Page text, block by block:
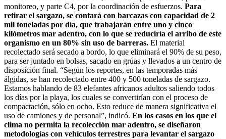
monitoreo, y parte C4, por la coordinación de esfuerzos. Para
retirar el sargazo, se contará con barcazas con capacidad de 2
mil toneladas por día, que trabajarán entre uno y cinco
kilómetros mar adentro, con lo que se reduciría el arribo de este
organismo en un 80% sin uso de barreras. El material
recolectado será secado a bordo, lo que eliminará el 90% de su peso,
para ser juntado en bolsas, sacado en grúas y llevados a un centro de
disposición final. “Según los reportes, en las temporadas más
álgidas, se han recolectado entre 400 y 500 toneladas de sargazo.
Estamos hablando de 83 elefantes africanos adultos saliendo todos
los días por la playa, los cuales se convertirían con el proceso de
compactación, sólo en ocho. Esto reduce de manera significativa el
uso de camiones y de personal”, indicó. En los casos en los que el
clima no permita la recolección mar adentro, se diseñaron
metodologías con vehículos terrestres para levantar el sargazo